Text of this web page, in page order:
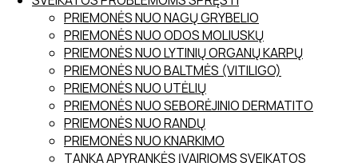
PRIEMONĖS NUO NAGŲ GRYBELIO
PRIEMONĖS NUO ODOS MOLIUSKŲ
PRIEMONĖS NUO LYTINIŲ ORGANŲ KARPŲ
PRIEMONĖS NUO BALTMĖS (VITILIGO)
PRIEMONĖS NUO UTĖLIŲ
PRIEMONĖS NUO SEBORĖJINIO DERMATITO
PRIEMONĖS NUO RANDŲ
PRIEMONĖS NUO KNARKIMO
TANKA APYRANKĖS ĮVAIRIOMS SVEIKATOS